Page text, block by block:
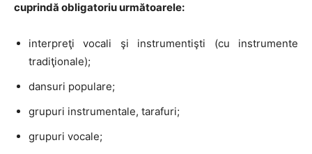
cuprindă obligatoriu următoarele:
interpreţi vocali şi instrumentişti (cu instrumente
tradiţionale);
dansuri populare;
grupuri instrumentale, tarafuri;
grupuri vocale;